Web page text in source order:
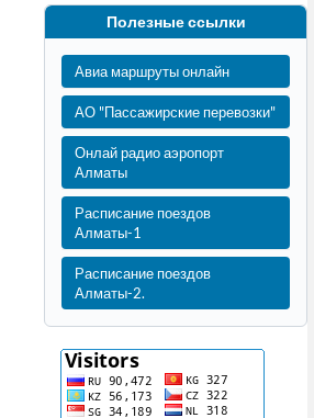
Полезные ссылки
Авиа маршруты онлайн
АО "Пассажирские перевозки"
Онлай радио аэропорт
Алматы
Расписание поездов
Алматы-1
Расписание поездов
Алматы-2.